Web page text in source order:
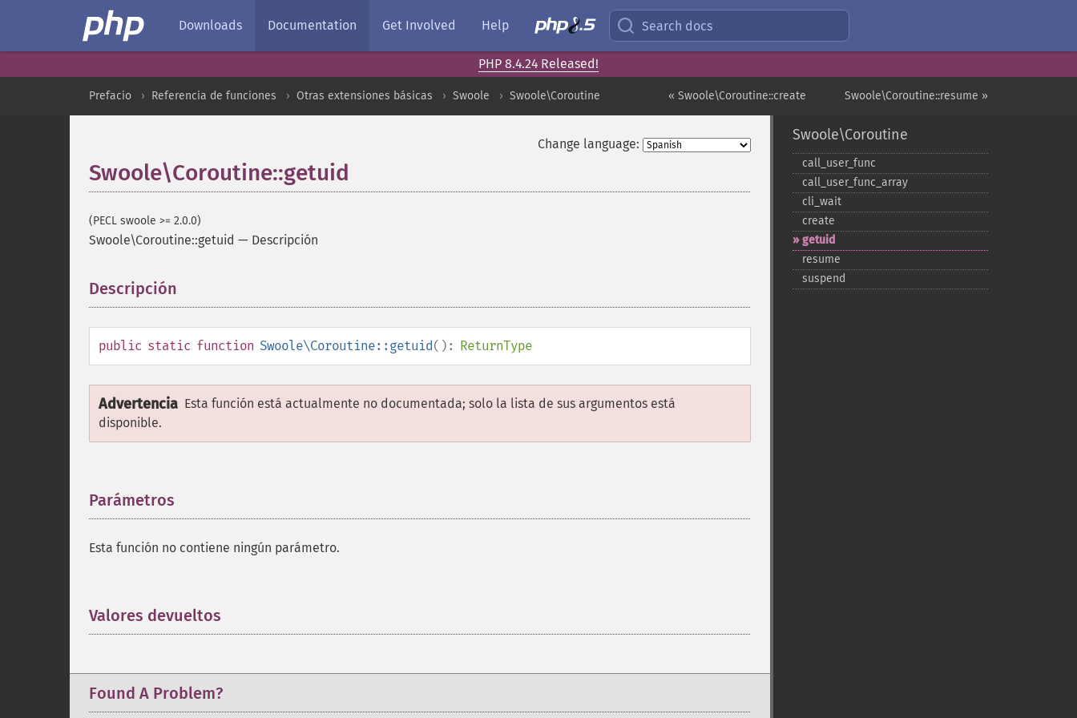
Downloads Documentation Get Involved Help Search docs
PHP 8.4.24 Released!
Swoole\Coroutine::resume »
« Swoole\Coroutine::create
Prefacio Referencia de funciones Otras extensiones básicas Swoole Swoole\Coroutine
Change language:
Swoole\Coroutine::getuid
(PECL swoole >= 2.0.0)
Swoole\Coroutine::getuid — Descripción
Descripción
public static function Swoole\Coroutine::getuid(): ReturnType
Advertencia Esta función está actualmente no documentada; solo la lista de sus argumentos está
disponible.
Parámetros
Esta función no contiene ningún parámetro.
Valores devueltos
Found A Problem?
Swoole\Coroutine
call_​user_​func
call_​user_​func_​array
cli_​wait
create
getuid
resume
suspend